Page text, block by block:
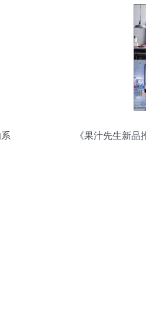
《果汁先生新